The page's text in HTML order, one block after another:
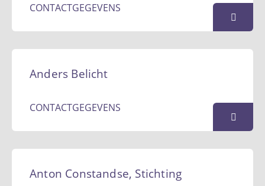
CONTACTGEGEVENS
Zilverenberg 36
06 17 03 55 10
Website
Anders Belicht
CONTACTGEGEVENS
Deken van Baarsstraat 6c
Anton Constandse, Stichting